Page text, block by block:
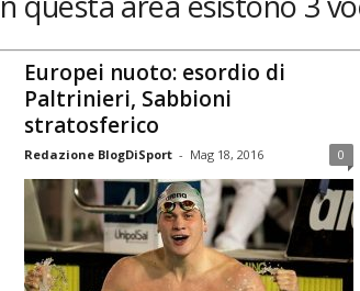
Europei nuoto: esordio di
Paltrinieri, Sabbioni
stratosferico
Redazione BlogDiSport - Mag 18, 2016 0